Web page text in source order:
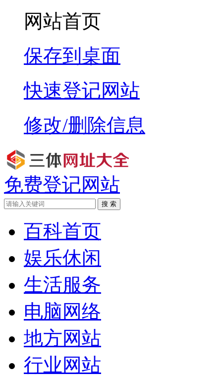
网站首页
保存到桌面
快速登记网站
修改/删除信息
免费登记网站
搜 索
百科首页
娱乐休闲
生活服务
电脑网络
地方网站
行业网站